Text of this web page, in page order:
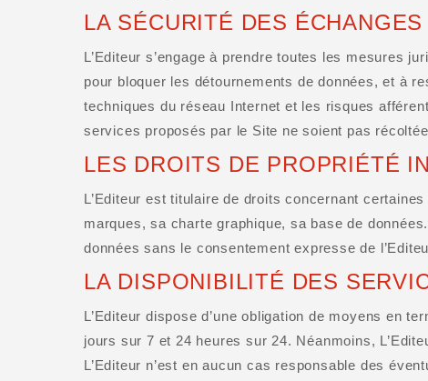
LA SÉCURITÉ DES ÉCHANGES
L’Editeur s’engage à prendre toutes les mesures
pour bloquer les détournements de données, et à
techniques du réseau Internet et les risques
services proposés par le Site ne soient pas
LES DROITS DE PROPRIÉTÉ
L’Editeur est titulaire de droits concernant
marques, sa charte graphique, sa base de
données sans le consentement expresse de
LA DISPONIBILITÉ DES
L’Editeur dispose d’une obligation de moyens en
jours sur 7 et 24 heures sur 24. Néanmoins,
L’Editeur n’est en aucun cas responsable des